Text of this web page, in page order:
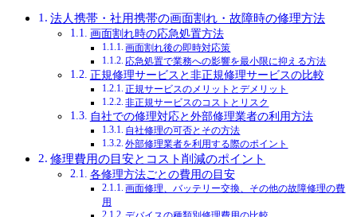
法人携帯・社用携帯の画面割れ・故障時の修理方法
画面割れ時の応急処置方法
画面割れ後の即時対応策
応急処置で業務への影響を最小限に抑える方法
正規修理サービスと非正規修理サービスの比較
正規サービスのメリットとデメリット
非正規サービスのコストとリスク
自社での修理対応と外部修理業者の利用方法
自社修理の可否とその方法
外部修理業者を利用する際のポイント
修理費用の目安とコスト削減のポイント
各修理方法ごとの費用の目安
画面修理、バッテリー交換、その他の故障修理の費
用